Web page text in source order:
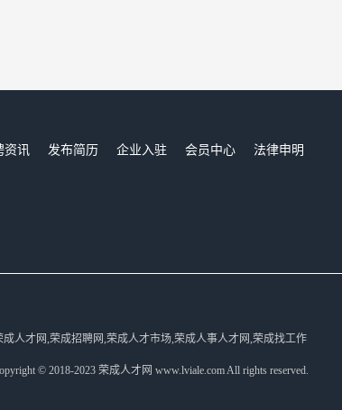
资讯 发布简历 企业入驻 会员中心
法律申明
成人才网,荣成招聘网,荣成人才市场,荣成人事人才网,荣成找工作
© 2018-2023 荣成人才网 www.lviale.com All rights reserved.